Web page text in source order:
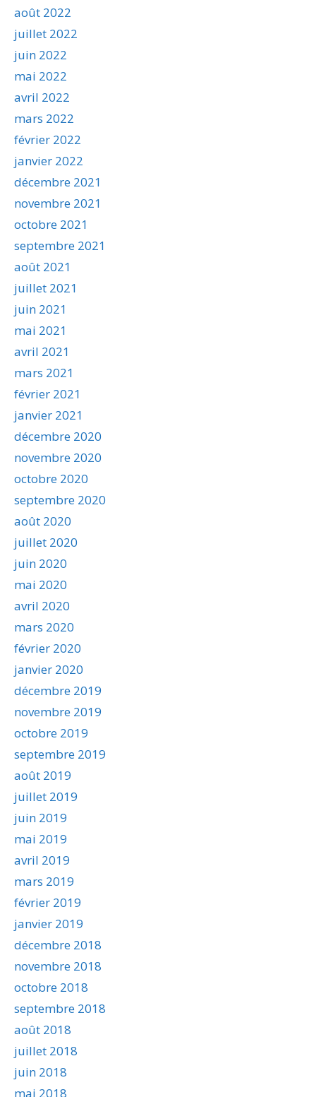
août 2022
juillet 2022
juin 2022
mai 2022
avril 2022
mars 2022
février 2022
janvier 2022
décembre 2021
novembre 2021
octobre 2021
septembre 2021
août 2021
juillet 2021
juin 2021
mai 2021
avril 2021
mars 2021
février 2021
janvier 2021
décembre 2020
novembre 2020
octobre 2020
septembre 2020
août 2020
juillet 2020
juin 2020
mai 2020
avril 2020
mars 2020
février 2020
janvier 2020
décembre 2019
novembre 2019
octobre 2019
septembre 2019
août 2019
juillet 2019
juin 2019
mai 2019
avril 2019
mars 2019
février 2019
janvier 2019
décembre 2018
novembre 2018
octobre 2018
septembre 2018
août 2018
juillet 2018
juin 2018
mai 2018